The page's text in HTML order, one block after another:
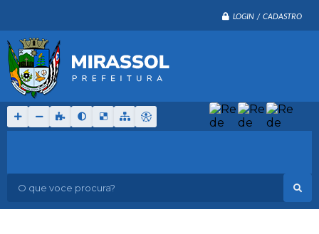
LOGIN / CADASTRO
O que voce procura?